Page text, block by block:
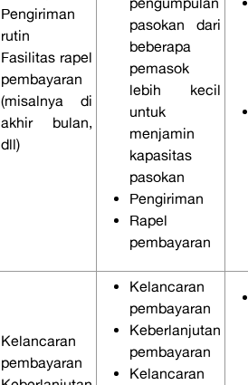
Pengiriman
rutin
Fasilitas rapel
pembayaran
(misalnya di
akhir bulan,
dll)
pasokan dari
beberapa
pemasok
lebih kecil
untuk
menjamin
kapasitas
pasokan
Pengiriman
Rapel
pembayaran
Kelancaran
pembayaran
Kelancaran
pembayaran
Keberlanjutan
pembayaran
Kelancaran